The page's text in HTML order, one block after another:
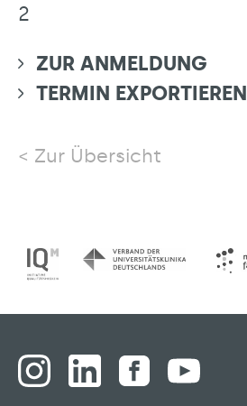
2
ZUR ANMELDUNG
TERMIN EXPORTIEREN
Zur Übersicht